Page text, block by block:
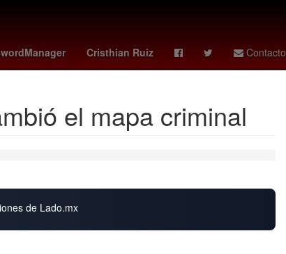
Cristhian Ruiz Contacto
Idioma francés Erick Pulgar ranking fifa Brasil
el mapa criminal
de Lado.mx